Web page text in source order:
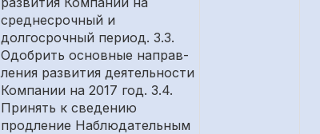
среднесрочный и
долгосрочный период. 3.3.
Одобрить основные направ-
ления развития деятельности
Компании на 2017 год. 3.4.
Принять к сведению
продление Наблюдательным